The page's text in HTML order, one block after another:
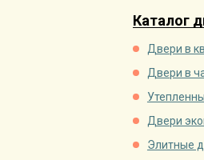
Каталог
Двери в
Двери в
Двери
Элитные